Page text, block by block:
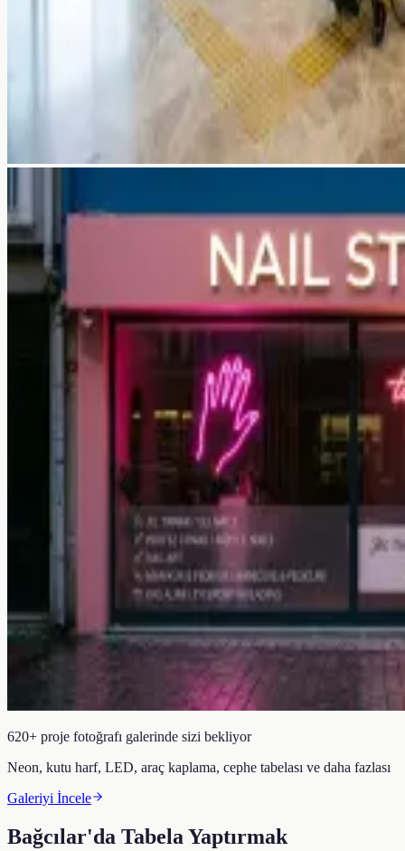
620+ proje fotoğrafı galerinde sizi bekliyor
Neon, kutu harf, LED, araç kaplama, cephe tabelası ve daha fazlası
Galeriyi İncele
Bağcılar'da Tabela Yaptırmak